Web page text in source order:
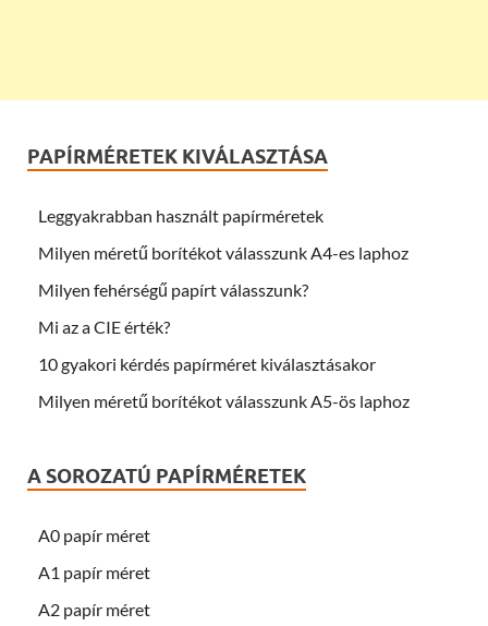
PAPÍRMÉRETEK KIVÁLASZTÁSA
Leggyakrabban használt papírméretek
Milyen méretű borítékot válasszunk A4-es laphoz
Milyen fehérségű papírt válasszunk?
Mi az a CIE érték?
10 gyakori kérdés papírméret kiválasztásakor
Milyen méretű borítékot válasszunk A5-ös laphoz
A SOROZATÚ PAPÍRMÉRETEK
A0 papír méret
A1 papír méret
A2 papír méret